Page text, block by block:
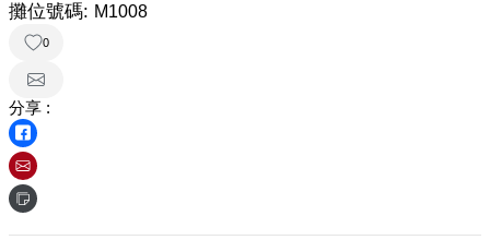
攤位號碼: M1008
0
分享 :